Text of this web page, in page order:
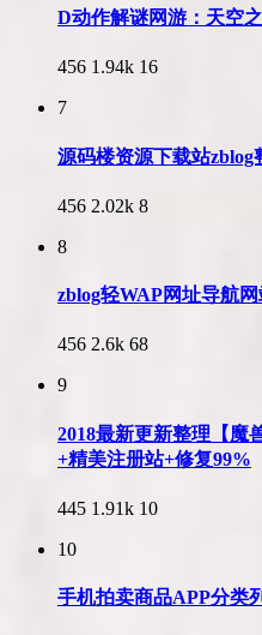
D动作解谜网游：天空
456 1.94k 16
7
源码楼资源下载站zblog
456 2.02k 8
8
zblog轻WAP网址导航
456 2.6k 68
9
2018最新更新整理【魔
+精美注册站+修复99%
445 1.91k 10
10
手机拍卖商品APP分类